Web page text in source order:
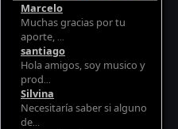
Marcelo
Muchas gracias por tu
aporte, ...
santiago
Hola amigos, soy musico y
prod...
Silvina
Necesitaría saber si alguno
de...